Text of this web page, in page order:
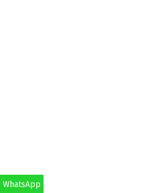
WhatsApp